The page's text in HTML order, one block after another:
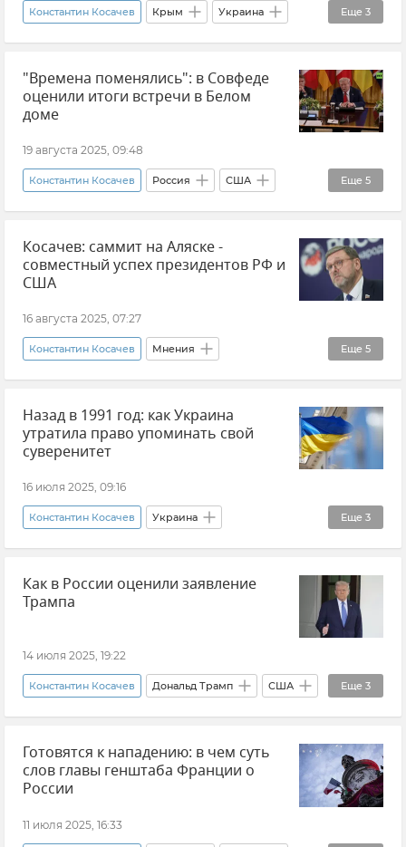
Еще 3
Константин Косачев Крым Украина
Политика Мнения История
"Времена поменялись": в Совфеде
оценили итоги встречи в Белом
доме
19 августа 2025, 09:48
Еще 5
Константин Косачев Россия США
Новости Внешняя политика Политика
Совет Федерации Европейский Союз (ЕС)
Косачев: саммит на Аляске -
совместный успех президентов РФ и
США
16 августа 2025, 07:27
Еще 5
Константин Косачев Мнения
Встреча Путина и Трампа на Аляске Россия
Совет Федерации Новости
Назад в 1991 год: как Украина
утратила право упоминать свой
суверенитет
16 июля 2025, 09:16
Еще 3
Константин Косачев Украина
Новости СВО Мнения Политика
Как в России оценили заявление
Трампа
14 июля 2025, 19:22
Еще 3
Константин Косачев Дональд Трамп США
Политика Новости Мнения
Готовятся к нападению: в чем суть
слов главы генштаба Франции о
России
11 июля 2025, 16:33